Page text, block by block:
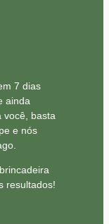
7 dias
ainda
você, basta
e nós
resultados!